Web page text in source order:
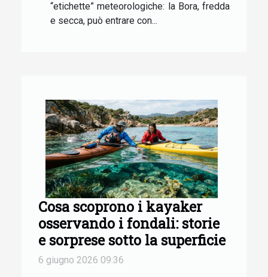
“etichette” meteorologiche: la Bora, fredda
e secca, può entrare con...
Cosa scoprono i kayaker
osservando i fondali: storie
e sorprese sotto la superficie
6 giugno 2026 09:36